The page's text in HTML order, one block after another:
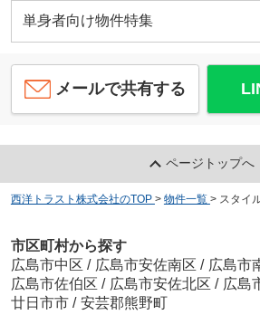
単身者向け物件特集
メールで共有する
ページトップへ
西洋トラスト株式会社のTOP > 物件一覧 > スタイ
市区町村から探す
広島市中区 / 広島市安佐南区 / 広島市
広島市佐伯区 / 広島市安佐北区 / 広島
廿日市市 / 安芸郡熊野町